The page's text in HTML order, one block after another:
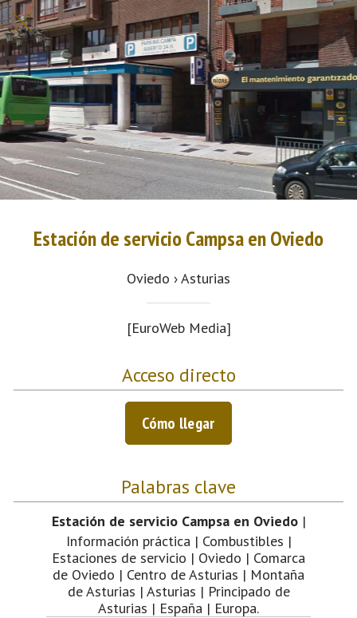
Estación de servicio Campsa en Oviedo
Oviedo › Asturias
[EuroWeb Media]
Acceso directo
Cómo llegar
Palabras clave
Estación de servicio Campsa en Oviedo|
Información práctica | Combustibles |
Estaciones de servicio | Oviedo | Comarca
de Oviedo | Centro de Asturias | Montaña
de Asturias | Asturias | Principado de
Asturias | España | Europa.